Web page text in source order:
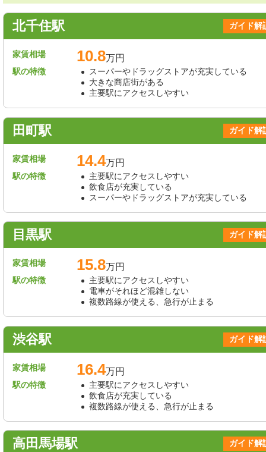
ガイド解
北千住駅
家賃相場 10.8万円
駅の特徴
スーパーやドラッグストアが充実している
大きな商店街がある
主要駅にアクセスしやすい
ガイド解
田町駅
家賃相場 14.4万円
駅の特徴
主要駅にアクセスしやすい
飲食店が充実している
スーパーやドラッグストアが充実している
ガイド解
目黒駅
家賃相場 15.8万円
駅の特徴
主要駅にアクセスしやすい
電車がそれほど混雑しない
複数路線が使える、急行が止まる
ガイド解
渋谷駅
家賃相場 16.4万円
駅の特徴
主要駅にアクセスしやすい
飲食店が充実している
複数路線が使える、急行が止まる
ガイド解
高田馬場駅